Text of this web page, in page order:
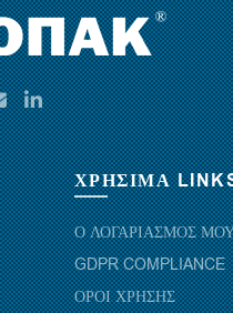
ΧΡΗΣΙΜΑ
Ο ΛΟΓΑΡΙΑΣΜΟΣ
GDPR COMPLIANCE
ΟΡΟΙ ΧΡΗΣΗΣ